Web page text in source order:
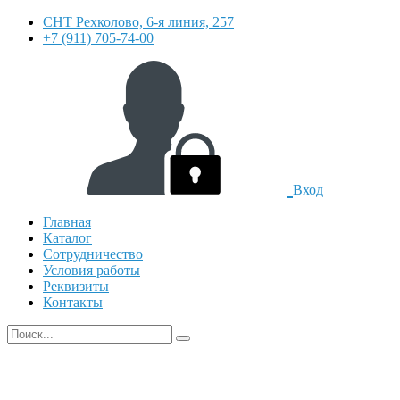
СНТ Рехколово, 6-я линия, 257
+7 (911) 705-74-00
Вход
Главная
Каталог
Сотрудничество
Условия работы
Реквизиты
Контакты